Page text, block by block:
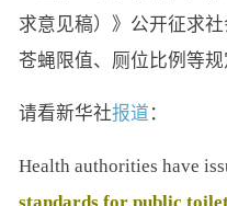
求意见稿）》公开征求
苍蝇限值、厕位比例等规
请看新华社报道 ：
Health authorities have
standards for public